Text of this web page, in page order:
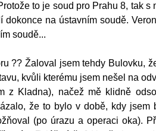
to je soud pro Prahu 8, tak
dokonce na ústavním soudě.
soudě...
?? Žaloval jsem tehdy Bulovku,
kvůli kterému jsem nešel na
z Kladna), načež mě klidně
že to bylo v době, kdy
(po úrazu a operaci oka).